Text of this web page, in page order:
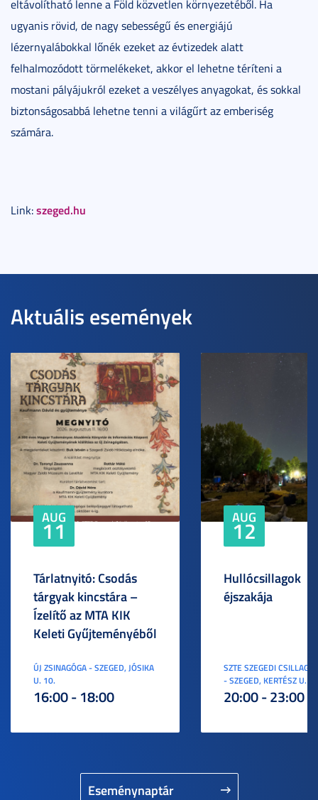
eltávolítható lenne a Föld közvetlen környezetéből. Ha
ugyanis rövid, de nagy sebességű és energiájú
lézernyalábokkal lőnék ezeket az évtizedek alatt
felhalmozódott törmelékeket, akkor el lehetne téríteni a
mostani pályájukról ezeket a veszélyes anyagokat, és sokkal
biztonságosabbá lehetne tenni a világűrt az emberiség
számára.
Link:szeged.hu
Aktuális események
Eseménynaptár
AUG
11
Tárlatnyitó: Csodás
tárgyak kincstára –
Ízelítő az MTA KIK
Keleti Gyűjteményéből
ÚJ ZSINAGÓGA - SZEGED, JÓSIKA
U. 10.
16:00 - 18:00
AUG
12
Hullócsillagok
éjszakája
SZTE SZEGEDI
- SZEGED, KERTÉSZ U. 3.
20:00 - 23:00